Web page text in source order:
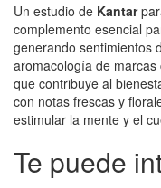
Un estudio de Kantar
complemento esencial
generando sentimientos
aromacología de marcas
que contribuye al
con notas frescas y
estimular la mente y el
Te puede